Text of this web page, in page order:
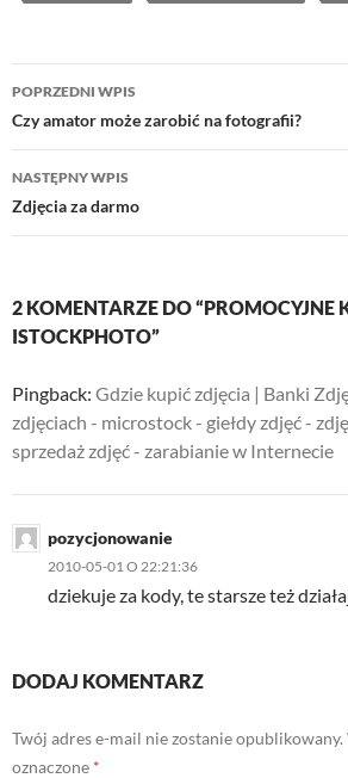
Nawigacja
wpisu
POPRZEDNI WPIS
Czy amator może zarobić na fotografii?
NASTĘPNY WPIS
Zdjęcia za darmo
2 KOMENTARZE DO “PROMOCYJNE
ISTOCKPHOTO”
Pingback: Gdzie kupić zdjęcia | Banki
zdjęciach - microstock - giełdy zdjęć -
sprzedaż zdjęć - zarabianie w Internecie
pozycjonowanie
2010-05-01 O 22:21:36
dziekuje za kody, te starsze też
DODAJ KOMENTARZ
Twój adres e-mail nie zostanie opublikowany.
oznaczone *